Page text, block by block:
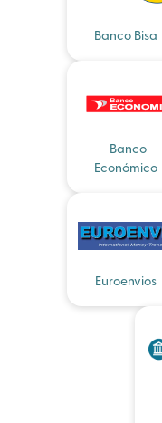
Banco Bisa
Banco
Económico
Euroenvios